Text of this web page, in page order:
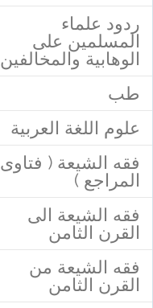
ردود علماء
المسلمين على
الوهابية والمخالفين
طب
علوم اللغة العربية
فقه الشيعة ( فتاوى
المراجع )
فقه الشيعة الى
القرن الثامن
فقه الشيعة من
القرن الثامن